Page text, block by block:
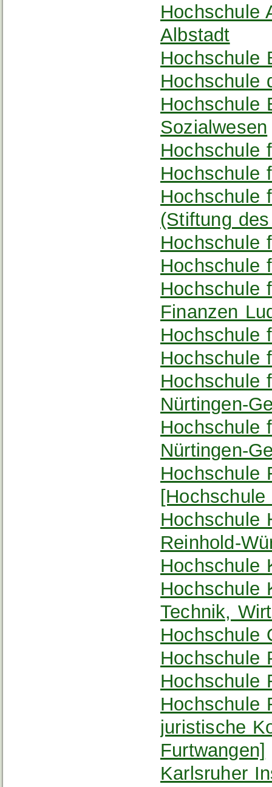
Hochschule
Albstadt
Hochschule
Hochschule
Hochschule
Sozialwesen
Hochschule
Hochschule
Hochschule
(Stiftung
Hochschule
Hochschule
Hochschule
Finanzen
Hochschule
Hochschule
Hochschule
Nürtingen-
Hochschule
Nürtingen-
Hochschule
Hochschule
Reinhold-
Hochschule
Hochschule
Technik,
Hochschule
Hochschule
Hochschule
Hochschule
juristische
Furtwangen]
Karlsruher